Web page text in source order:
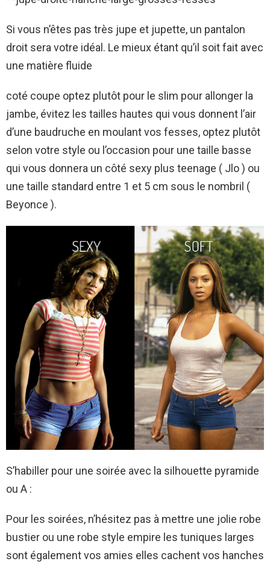
Si vous n’êtes pas très jupe et jupette, un pantalon
droit sera votre idéal. Le mieux étant qu’il soit fait avec
une matière fluide
coté coupe optez plutôt pour le slim pour allonger la
jambe, évitez les tailles hautes qui vous donnent l’air
d’une baudruche en moulant vos fesses, optez plutôt
selon votre style ou l’occasion pour une taille basse
qui vous donnera un côté sexy plus teenage ( Jlo ) ou
une taille standard entre 1 et 5 cm sous le nombril (
Beyonce ).
S’habiller pour une soirée avec la silhouette pyramide
ou A :
Pour les soirées, n’hésitez pas à mettre une jolie robe
bustier ou une robe style empire les tuniques larges
sont également vos amies elles cachent vos hanches